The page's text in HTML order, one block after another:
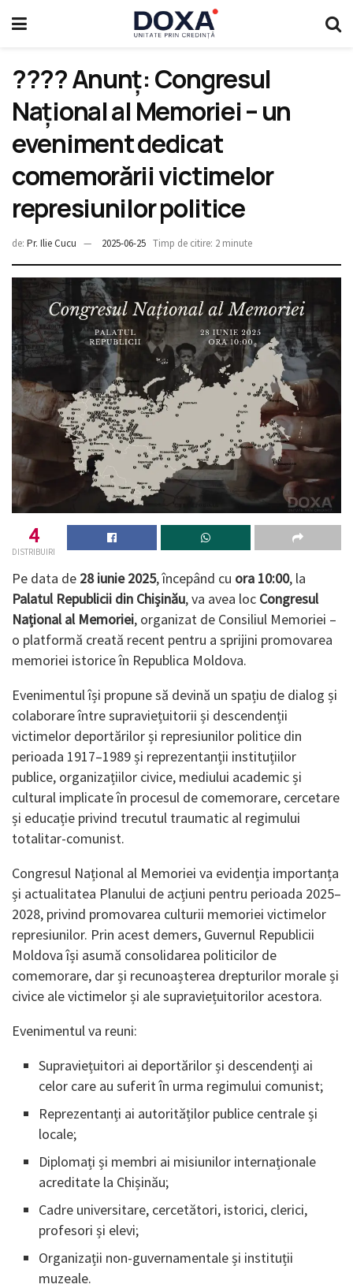
???? Anunț: Congresul
Național al Memoriei – un
eveniment dedicat
comemorării victimelor
represiunilor politice
de: Pr. Ilie Cucu 2025-06-25 Timp de citire: 2 minute
4
DISTRIBUIRI
Pe data de 28 iunie 2025, începând cu ora 10:00, la
Palatul Republicii din Chișinău, va avea loc Congresul
Național al Memoriei, organizat de Consiliul Memoriei –
o platformă creată recent pentru a sprijini promovarea
memoriei istorice în Republica Moldova.
Evenimentul își propune să devină un spațiu de dialog și
colaborare între supraviețuitorii și descendenții
victimelor deportărilor și represiunilor politice din
perioada 1917–1989 și reprezentanții instituțiilor
publice, organizațiilor civice, mediului academic și
cultural implicate în procesul de comemorare, cercetare
și educație privind trecutul traumatic al regimului
totalitar-comunist.
Congresul Național al Memoriei va evidenția importanța
și actualitatea Planului de acțiuni pentru perioada 2025–
2028, privind promovarea culturii memoriei victimelor
represiunilor. Prin acest demers, Guvernul Republicii
Moldova își asumă consolidarea politicilor de
comemorare, dar și recunoașterea drepturilor morale și
civice ale victimelor și ale supraviețuitorilor acestora.
Evenimentul va reuni:
Supraviețuitori ai deportărilor și descendenți ai
celor care au suferit în urma regimului comunist;
Reprezentanți ai autorităților publice centrale și
locale;
Diplomați și membri ai misiunilor internaționale
acreditate la Chișinău;
Cadre universitare, cercetători, istorici, clerici,
profesori și elevi;
Organizații non-guvernamentale și instituții
muzeale.